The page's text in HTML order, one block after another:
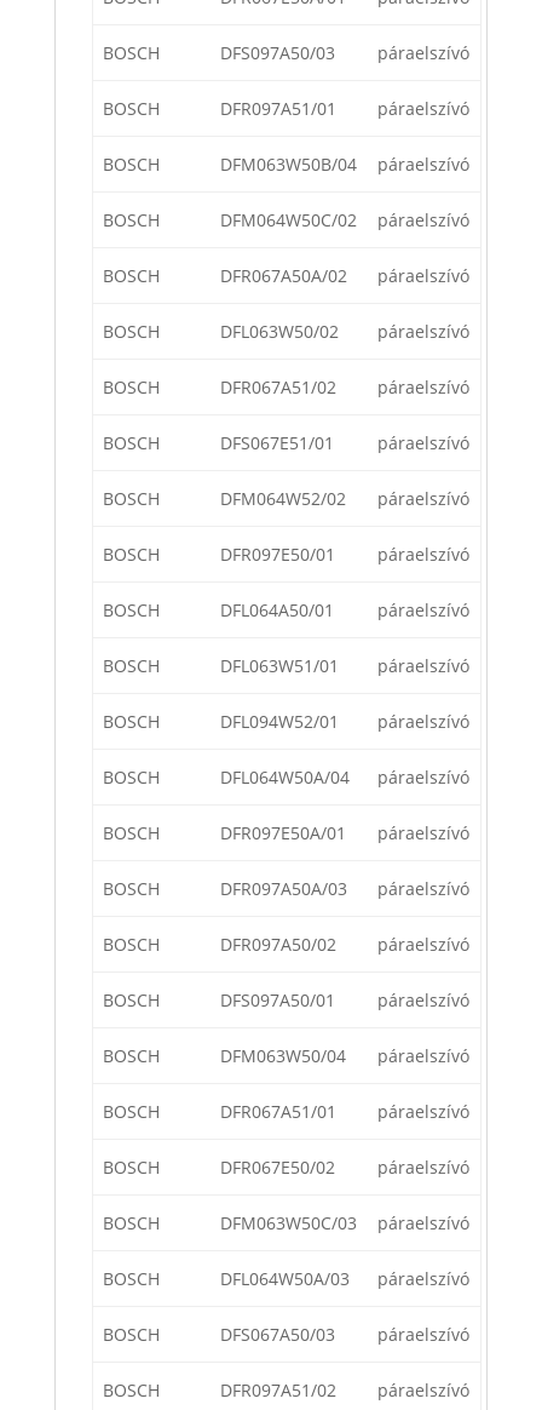
BOSCH DFS097A50/03 páraelszívó
BOSCH DFR097A51/01 páraelszívó
BOSCH DFM063W50B/04 páraelszívó
BOSCH DFM064W50C/02 páraelszívó
BOSCH DFR067A50A/02 páraelszívó
BOSCH DFL063W50/02 páraelszívó
BOSCH DFR067A51/02 páraelszívó
BOSCH DFS067E51/01 páraelszívó
BOSCH DFM064W52/02 páraelszívó
BOSCH DFR097E50/01 páraelszívó
BOSCH DFL064A50/01 páraelszívó
BOSCH DFL063W51/01 páraelszívó
BOSCH DFL094W52/01 páraelszívó
BOSCH DFL064W50A/04 páraelszívó
BOSCH DFR097E50A/01 páraelszívó
BOSCH DFR097A50A/03 páraelszívó
BOSCH DFR097A50/02 páraelszívó
BOSCH DFS097A50/01 páraelszívó
BOSCH DFM063W50/04 páraelszívó
BOSCH DFR067A51/01 páraelszívó
BOSCH DFR067E50/02 páraelszívó
BOSCH DFM063W50C/03 páraelszívó
BOSCH DFL064W50A/03 páraelszívó
BOSCH DFS067A50/03 páraelszívó
BOSCH DFR097A51/02 páraelszívó